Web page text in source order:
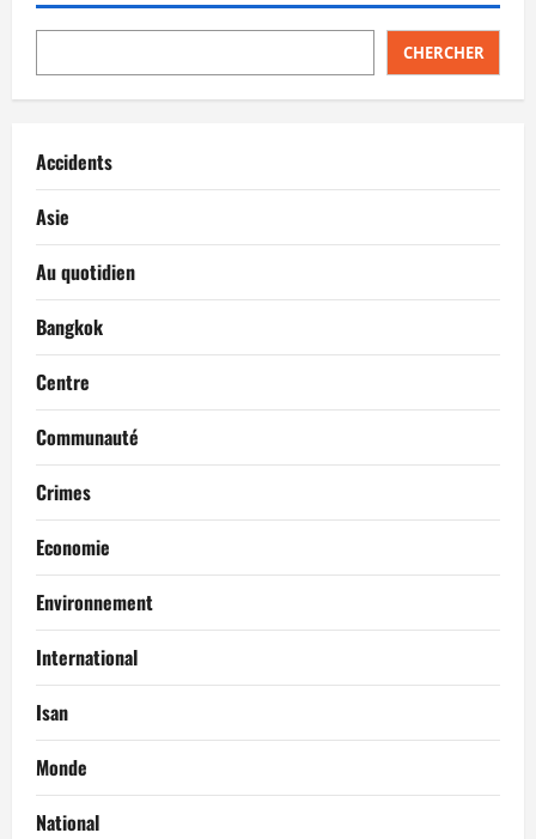
CHERCHER
Accidents
Asie
Au quotidien
Bangkok
Centre
Communauté
Crimes
Economie
Environnement
International
Isan
Monde
National